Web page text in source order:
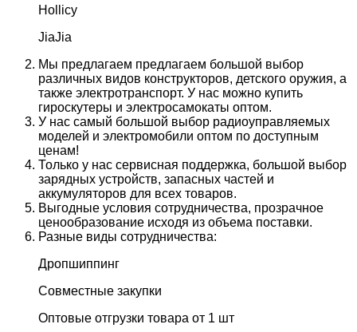
Hollicy
JiaJia
Мы предлагаем предлагаем большой выбор
различных видов конструкторов, детского оружия, а
также электротранспорт. У нас можно купить
гироскутеры и электросамокаты оптом.
У нас самый большой выбор радиоуправляемых
моделей и электромобили оптом по доступным
ценам!
Только у нас сервисная поддержка, большой выбор
зарядных устройств, запасных частей и
аккумуляторов для всех товаров.
Выгодные условия сотрудничества, прозрачное
ценообразование исходя из объема поставки.
Разные виды сотрудничества:
Дропшиппинг
Совместные закупки
Оптовые отгрузки товара от 1 шт